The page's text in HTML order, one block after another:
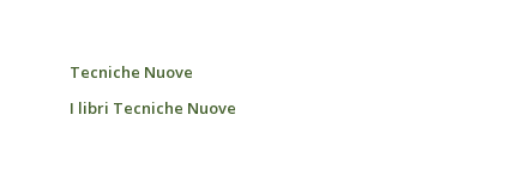
Tecniche Nuove
I libri Tecniche Nuove